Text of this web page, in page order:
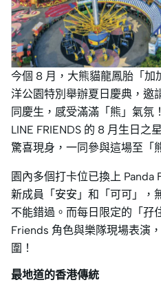
今個 8 月，大熊貓龍鳳胎「加
洋公園特別舉辦夏日慶典，邀
同慶生，感受滿滿「熊」氣氛
LINE FRIENDS 的 8 月生日之
驚喜現身，一同參與這場至「
園內多個打卡位已換上
新成員「安安」和「可可」，
不能錯過。而每日限定的「孖
Friends 角色與樂隊現場表演
圍！
最地道的香港傳統